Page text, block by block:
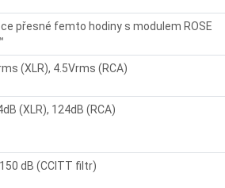
přesné femto hodiny s modulem ROSE
(XLR), 4.5Vrms (RCA)
(XLR), 124dB (RCA)
dB (CCITT filtr)